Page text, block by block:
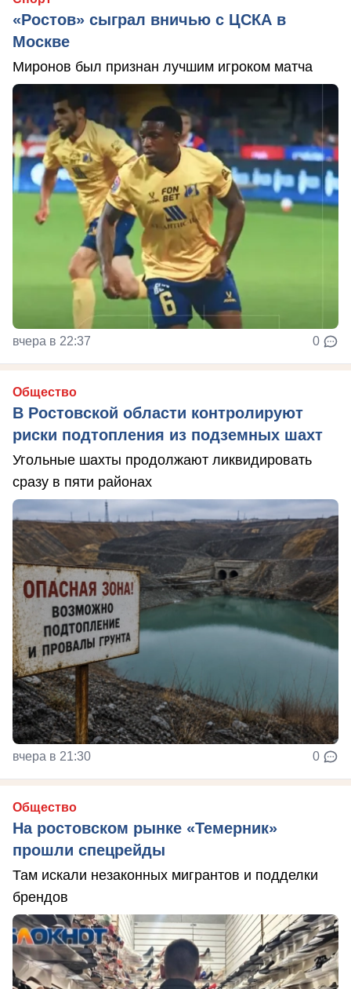
«Ростов» сыграл вничью с ЦСКА в
Москве
Миронов был признан лучшим игроком матча
вчера в 22:37 0
Общество
В Ростовской области контролируют
риски подтопления из подземных шахт
Угольные шахты продолжают ликвидировать
сразу в пяти районах
вчера в 21:30 0
Общество
На ростовском рынке «Темерник»
прошли спецрейды
Там искали незаконных мигрантов и подделки
брендов